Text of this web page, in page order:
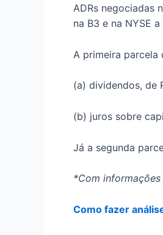
ADRs negociadas
na B3 e na NYSE
A primeira parcela
(a) dividendos, de
(b) juros sobre
Já a segunda
*Com
Como fazer